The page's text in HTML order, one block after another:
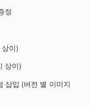
정
이)
상이)
삽입 (버전 별 이미지